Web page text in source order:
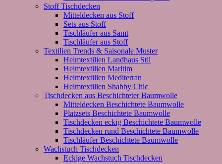
Stoff Tischdecken
Mitteldecken aus Stoff
Sets aus Stoff
Tischläufer aus Samt
Tischläufer aus Stoff
Textilien Trends & Saisonale Muster
Heimtextilien Landhaus Stil
Heimtextilien Maritim
Heimtextilien Mediterran
Heimtextilien Shabby Chic
Tischdecken aus Beschichteter Baumwolle
Mitteldecken Beschichtete Baumwolle
Platzsets Beschichtete Baumwolle
Tischdecken eckig Beschichtete Baumwolle
Tischdecken rund Beschichtete Baumwolle
Tischläufer Beschichtete Baumwolle
Wachstuch Tischdecken
Eckige Wachstuch Tischdecken